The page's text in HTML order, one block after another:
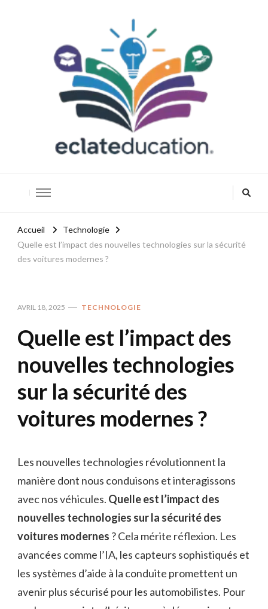
Accueil
Technologie
Quelle est l’impact des nouvelles technologies sur la sécurité
des voitures modernes ?
AVRIL 18, 2025 TECHNOLOGIE
Quelle est l’impact des
nouvelles technologies
sur la sécurité des
voitures modernes ?
Les nouvelles technologies révolutionnent la
manière dont nous conduisons et interagissons
avec nos véhicules. Quelle est l’impact des
nouvelles technologies sur la sécurité des
voitures modernes ? Cela mérite réflexion. Les
avancées comme l’IA, les capteurs sophistiqués et
les systèmes d’aide à la conduite promettent un
avenir plus sécurisé pour les automobilistes. Pour